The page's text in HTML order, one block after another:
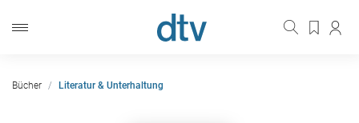
Bücher Literatur & Unterhaltung